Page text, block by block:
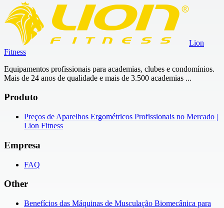
Lion
Fitness
Equipamentos profissionais para academias, clubes e condomínios.
Mais de 24 anos de qualidade e mais de 3.500 academias ...
Produto
Preços de Aparelhos Ergométricos Profissionais no Mercado |
Lion Fitness
Empresa
FAQ
Other
Benefícios das Máquinas de Musculação Biomecânica para